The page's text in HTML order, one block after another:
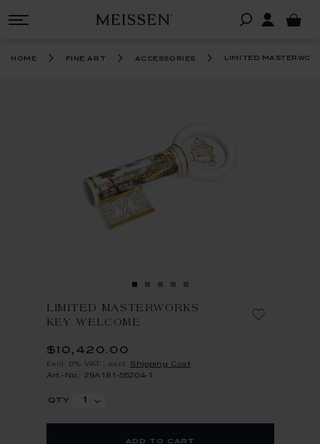
home fine art accessories limited
LIMITED MASTERWORKS
KEY WELCOME
$10,420.00
Excl. 0% VAT excl. Shipping Cost
Art.-No.: 29A181-55204-1
qty
add to cart